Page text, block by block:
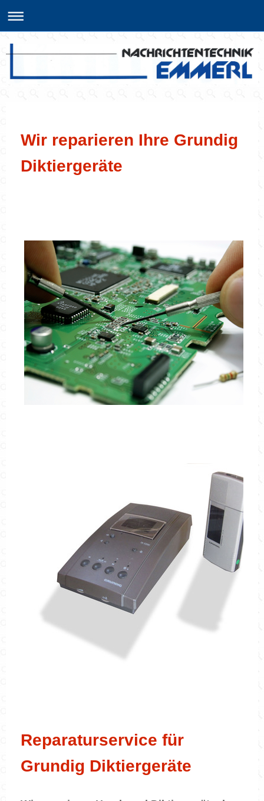
Wir reparieren Ihre Grundig
Diktiergeräte
Reparaturservice für
Grundig Diktiergeräte